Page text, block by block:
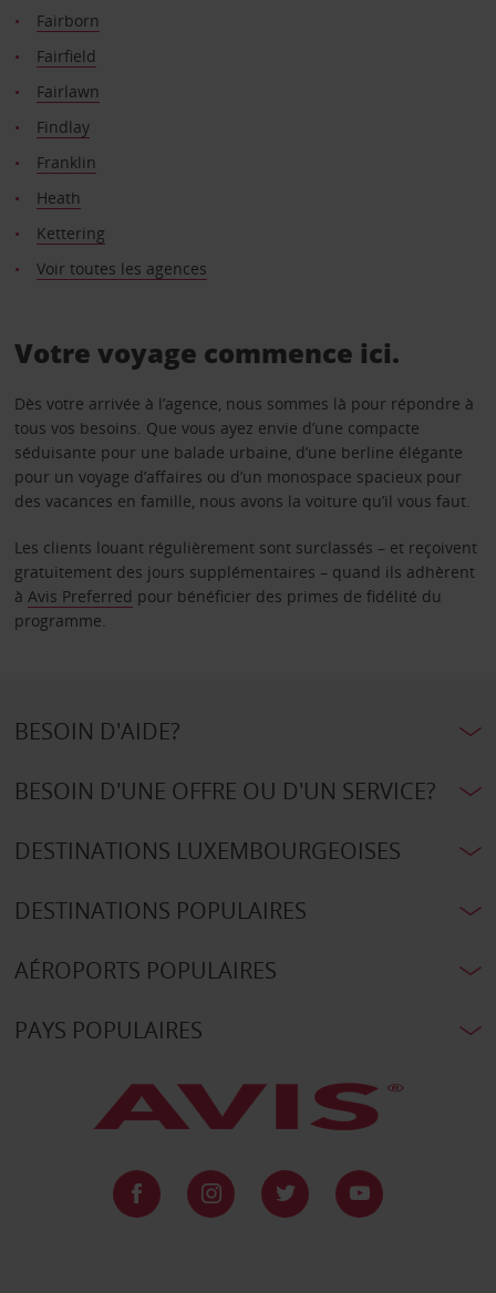
Fairborn
Fairfield
Fairlawn
Findlay
Franklin
Heath
Kettering
Voir toutes les agences
Votre voyage commence ici.
Dès votre arrivée à l’agence, nous sommes là pour répondre à
tous vos besoins. Que vous ayez envie d’une compacte
séduisante pour une balade urbaine, d’une berline élégante
pour un voyage d’affaires ou d’un monospace spacieux pour
des vacances en famille, nous avons la voiture qu’il vous faut.
Les clients louant régulièrement sont surclassés – et reçoivent
gratuitement des jours supplémentaires – quand ils adhèrent
à Avis Preferred pour bénéficier des primes de fidélité du
programme.
BESOIN D'AIDE?
BESOIN D'UNE OFFRE OU D'UN SERVICE?
DESTINATIONS LUXEMBOURGEOISES
DESTINATIONS POPULAIRES
AÉROPORTS POPULAIRES
PAYS POPULAIRES